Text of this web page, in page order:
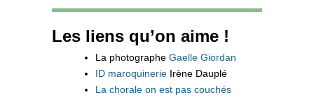
Les liens qu’on aime !
La photographe Gaelle Giordan
ID maroquinerie Irène Dauplé
La chorale on est pas couchés